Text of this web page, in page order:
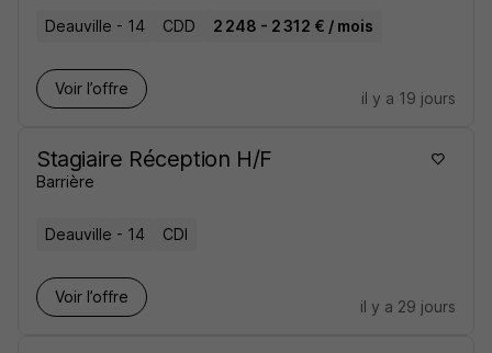
Deauville - 14 CDD 2 248 - 2 312 € / mois
Voir l’offre
il y a 19 jours
Stagiaire Réception H/F
Barrière
Deauville - 14 CDI
Voir l’offre
il y a 29 jours